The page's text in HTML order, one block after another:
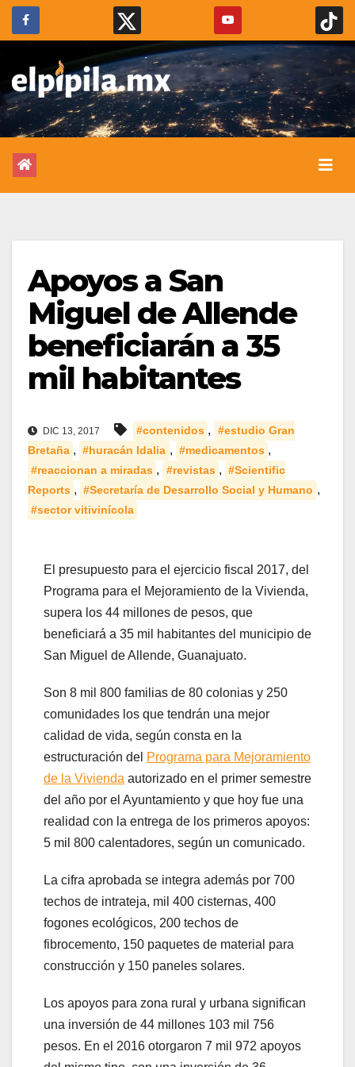
Apoyos a San
Miguel de Allende
beneficiarán a 35
mil habitantes
DIC 13, 2017 #contenidos ,
#estudio Gran
Bretaña , #huracán Idalia , #medicamentos ,
#reaccionan a miradas , #revistas , #Scientific
Reports , #Secretaría de Desarrollo Social y Humano ,
#sector vitivinícola
El presupuesto para el ejercicio fiscal 2017, del
Programa para el Mejoramiento de la Vivienda,
supera los 44 millones de pesos, que
beneficiará a 35 mil habitantes del municipio de
San Miguel de Allende, Guanajuato.
Son 8 mil 800 familias de 80 colonias y 250
comunidades los que tendrán una mejor
calidad de vida, según consta en la
estructuración del Programa para Mejoramiento
de la Vivienda autorizado en el primer semestre
del año por el Ayuntamiento y que hoy fue una
realidad con la entrega de los primeros apoyos:
5 mil 800 calentadores, según un comunicado.
La cifra aprobada se integra además por 700
techos de intrateja, mil 400 cisternas, 400
fogones ecológicos, 200 techos de
fibrocemento, 150 paquetes de material para
construcción y 150 paneles solares.
Los apoyos para zona rural y urbana significan
una inversión de 44 millones 103 mil 756
pesos. En el 2016 otorgaron 7 mil 972 apoyos